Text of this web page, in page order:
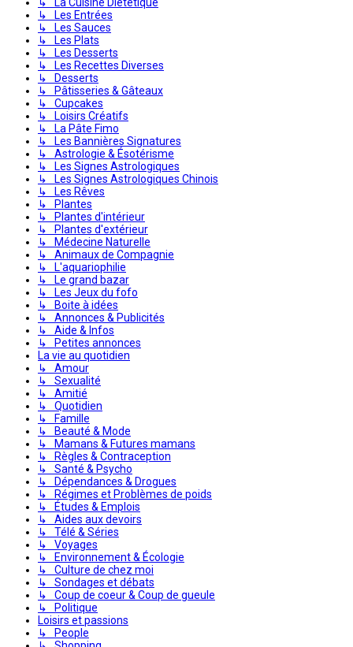
↳ Les Entrées
↳ Les Sauces
↳ Les Plats
↳ Les Desserts
↳ Les Recettes Diverses
↳ Desserts
↳ Pâtisseries & Gâteaux
↳ Cupcakes
↳ Loisirs Créatifs
↳ La Pâte Fimo
↳ Les Bannières Signatures
↳ Astrologie & Ésotérisme
↳ Les Signes Astrologiques
↳ Les Signes Astrologiques Chinois
↳ Les Rêves
↳ Plantes
↳ Plantes d'intérieur
↳ Plantes d'extérieur
↳ Médecine Naturelle
↳ Animaux de Compagnie
↳ L'aquariophilie
↳ Le grand bazar
↳ Les Jeux du fofo
↳ Boite à idées
↳ Annonces & Publicités
↳ Aide & Infos
↳ Petites annonces
La vie au quotidien
↳ Amour
↳ Sexualité
↳ Amitié
↳ Quotidien
↳ Famille
↳ Beauté & Mode
↳ Mamans & Futures mamans
↳ Règles & Contraception
↳ Santé & Psycho
↳ Dépendances & Drogues
↳ Régimes et Problèmes de poids
↳ Études & Emplois
↳ Aides aux devoirs
↳ Télé & Séries
↳ Voyages
↳ Environnement & Écologie
↳ Culture de chez moi
↳ Sondages et débats
↳ Coup de coeur & Coup de gueule
↳ Politique
Loisirs et passions
↳ People